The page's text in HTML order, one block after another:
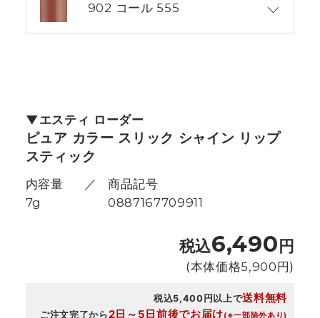
902 コール 555
エスティ ローダー
ピュア カラー スリック シャイン リップ
スティック
内容量
7g
商品記号
0887167709911
税込6,490円
(本体価格5,900円)
税込5,400円以上で送料無料
ご注文完了から2日～5日前後でお届け(※一部除外あり)